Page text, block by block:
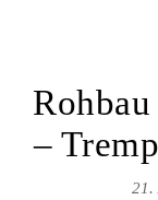
–
21.